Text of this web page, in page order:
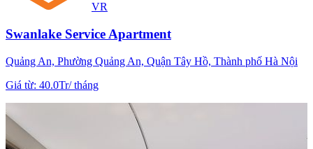
VR
Swanlake Service Apartment
Quảng An, Phường Quảng An, Quận Tây Hồ, Thành phố Hà Nội
Giá từ: 40.0Tr/tháng